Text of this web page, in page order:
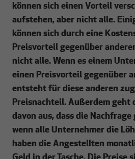
können sich einen Vorteil
aufstehen, aber nicht alle.
können sich durch eine
Preisvorteil gegenüber
nicht alle. Wenn es einem
einen Preisvorteil gegenüber
entsteht für diese anderen
Preisnachteil. Außerdem geht
davon aus, dass die
wenn alle Unternehmer die
haben die Angestellten